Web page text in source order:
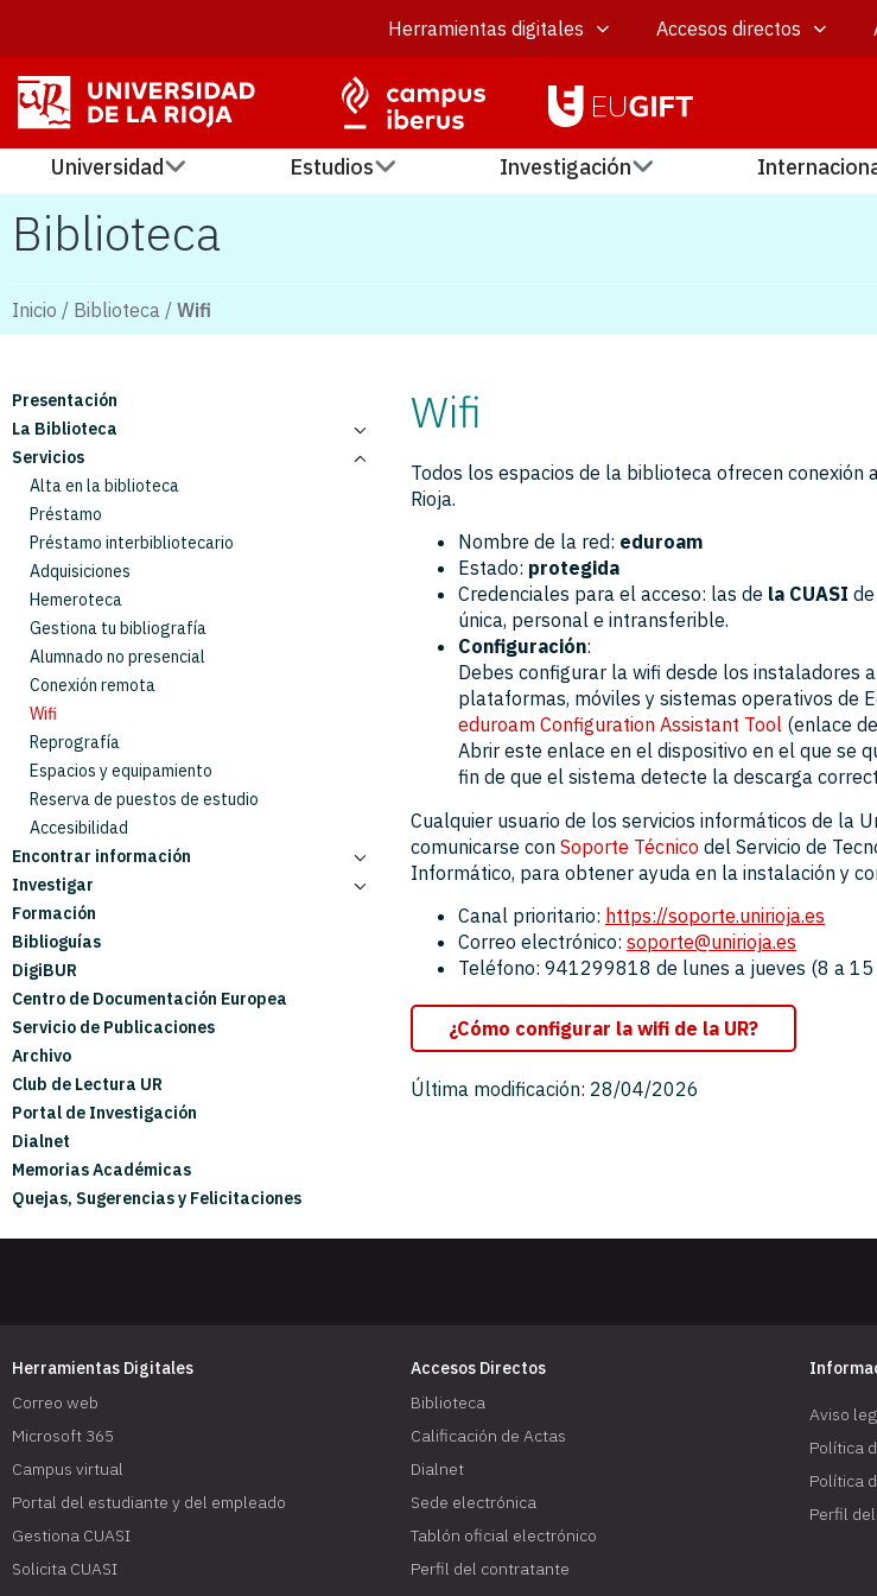
Herramientas digitales Accesos directos
Universidad Estudios Investigación
Biblioteca
Inicio / Biblioteca / Wifi
Presentación
La Biblioteca
Contacto
Horarios y Calendario
Normativa
Colecciones
Gestión y Organización
Servicios
Alta en la biblioteca
Préstamo
Préstamo interbibliotecario
Adquisiciones
Hemeroteca
Gestiona tu bibliografía
Alumnado no presencial
Conexión remota
Wifi
Reprografía
Espacios y equipamiento
Reserva de puestos de estudio
Accesibilidad
Encontrar información
EDS: Multibuscador de recursos
AbsysNet: el catálogo
BIBA: Bibliografía Básica
Bases de datos
Revistas y libros electrónicos
Tesis y trabajos académicos
Investigar
Acceso abierto en la UR
Datos de investigación
Derechos de autor
Acreditación y Evaluación
Gestiona tu Bibliografía
Producción científica de UR
Publica tu investigación
Formación
Biblioguías
DigiBUR
Centro de Documentación Europea
Servicio de Publicaciones
Archivo
Club de Lectura UR
Portal de Investigación
Dialnet
Memorias Académicas
Quejas, Sugerencias y Felicitaciones
Wifi
Todos los espacios de la biblioteca ofrecen conexión
Rioja.
Nombre de la red: eduroam
Estado: protegida
Credenciales para el acceso: las de la CUASI
única, personal e intransferible.
Configuración:
Debes configurar la wifi desde los instaladores
plataformas, móviles y sistemas operativos de
eduroam Configuration Assistant Tool (enlace
Abrir este enlace en el dispositivo en el que se
fin de que el sistema detecte la descarga
Cualquier usuario de los servicios informáticos de la
comunicarse con Soporte Técnico del Servicio de
Informático, para obtener ayuda en la instalación y
Canal prioritario: https://soporte.unirioja.es
Correo electrónico: soporte@unirioja.es
Teléfono: 941299818 de lunes a jueves (8 a
¿Cómo configurar la wifi de la UR?
Última modificación: 28/04/2026
Herramientas Digitales
Correo web
Microsoft 365
Campus virtual
Portal del estudiante y del empleado
Gestiona CUASI
Solicita CUASI
Accesos Directos
Biblioteca
Calificación de Actas
Dialnet
Sede electrónica
Tablón oficial electrónico
Perfil del contratante
Aviso
Política
Política
Perfil